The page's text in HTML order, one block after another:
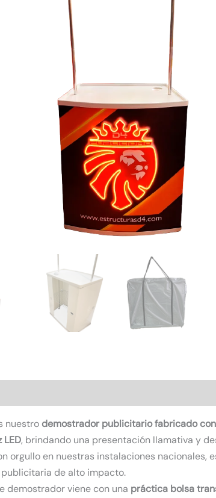
nuestrodemostrador publicitario fabricado
LED, brindando una presentación llamativa y
orgullo en nuestras instalaciones nacionales,
de alto impacto.
demostrador viene con una práctica bolsa